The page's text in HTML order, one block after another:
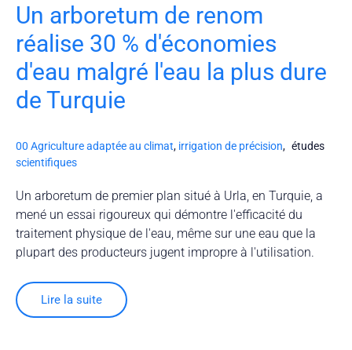
Un arboretum de renom
réalise 30 % d'économies
d'eau malgré l'eau la plus dure
de Turquie
00 Agriculture adaptée au climat, irrigation de précision, études
scientifiques
Un arboretum de premier plan situé à Urla, en Turquie, a
mené un essai rigoureux qui démontre l'efficacité du
traitement physique de l'eau, même sur une eau que la
plupart des producteurs jugent impropre à l'utilisation.
Lire la suite